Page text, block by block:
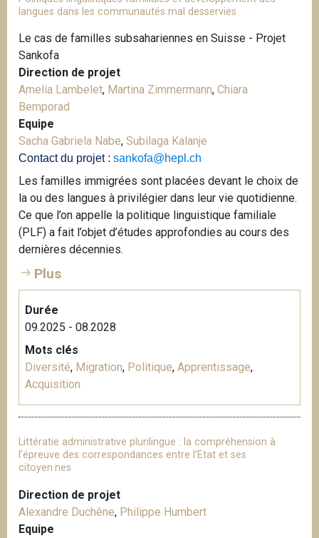
langues dans les communautés mal desservies
Le cas de familles subsahariennes en Suisse - Projet
Sankofa
Direction de projet
Amelia Lambelet, Martina Zimmermann, Chiara
Bemporad
Equipe
Sacha Gabriela Nabe, Subilaga Kalanje
Contact du projet : sankofa@hepl.ch
Les familles immigrées sont placées devant le choix de
la ou des langues à privilégier dans leur vie quotidienne.
Ce que l’on appelle la politique linguistique familiale
(PLF) a fait l’objet d’études approfondies au cours des
dernières décennies.
Plus
Durée
09.2025 - 08.2028
Mots clés
Diversité, Migration, Politique, Apprentissage,
Acquisition
Littératie administrative plurilingue : la compréhension à
l’épreuve des correspondances entre l’Etat et ses
citoyen·nes
Direction de projet
Alexandre Duchêne, Philippe Humbert
Equipe